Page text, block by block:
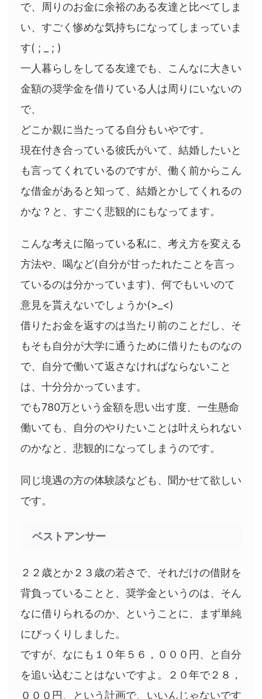
で、周りのお金に余裕のある友達と比べてしま
い、すごく惨めな気持ちになってしまっていま
す( ; _ ; )
一人暮らしをしてる友達でも、こんなに大きい
金額の奨学金を借りている人は周りにいないの
で、
どこか親に当たってる自分もいやです。
現在付き合っている彼氏がいて、結婚したいと
も言ってくれているのですが、働く前からこん
な借金があると知って、結婚とかしてくれるの
かな？と、すごく悲観的にもなってます。
こんな考えに陥っている私に、考え方を変える
方法や、喝など(自分が甘ったれたことを言っ
ているのは分かっています)、何でもいいのて
意見を貰えないでしょうか(>_<)
借りたお金を返すのは当たり前のことだし、そ
もそも自分が大学に通うために借りたものなの
で、自分で働いて返さなければならないこと
は、十分分かっています。
でも780万という金額を思い出す度、一生懸命
働いても、自分のやりたいことは叶えられない
のかなと、悲観的になってしまうのです。
同じ境遇の方の体験談なども、聞かせて欲しい
です。
ベストアンサー
２２歳とか２３歳の若さで、それだけの借財を
背負っていることと、奨学金というのは、そん
なに借りられるのか、ということに、まず単純
にびっくりしました。
ですが、なにも１０年５６，０００円、と自分
を追い込むことはないですよ。２０年で２８，
０００円、という計画で、いいんじゃないです